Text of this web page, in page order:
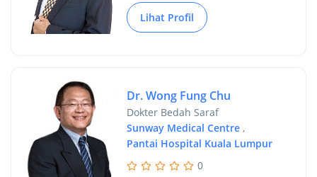
Lihat Profil
Dr. Wong Fung Chu
Dokter Bedah Saraf
Sunway Medical Centre,
Pantai Hospital Kuala Lumpur
0